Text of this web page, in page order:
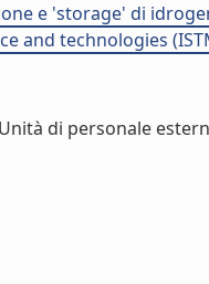
e 'storage' di
and technologies
di personale